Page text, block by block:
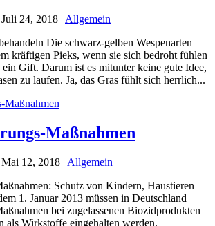
Juli 24, 2018 | Allgemein
Die schwarz-gelben Wespenarten
kräftigen Pieks, wenn sie sich bedroht fühlen
Gift. Darum ist es mitunter keine gute Idee,
zu laufen. Ja, das Gras fühlt sich herrlich...
Maßnahmen
Mai 12, 2018 | Allgemein
Schutz von Kindern, Haustieren
1. Januar 2013 müssen in Deutschland
bei zugelassenen Biozidprodukten
als Wirkstoffe eingehalten werden.